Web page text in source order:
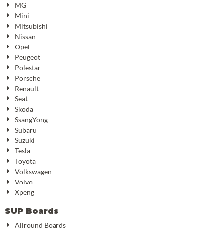
MG
Mini
Mitsubishi
Nissan
Opel
Peugeot
Polestar
Porsche
Renault
Seat
Skoda
SsangYong
Subaru
Suzuki
Tesla
Toyota
Volkswagen
Volvo
Xpeng
SUP Boards
Allround Boards